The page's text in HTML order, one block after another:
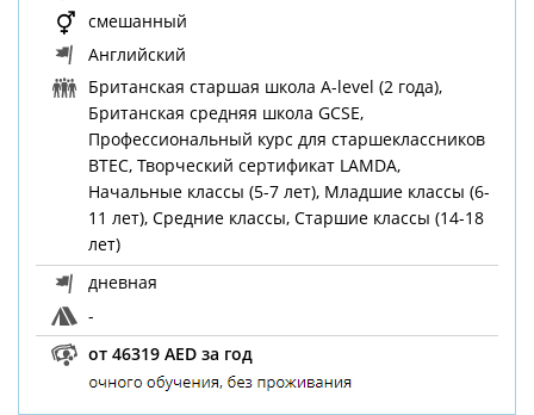
смешанный
Английский
Британская старшая школа A-level (2 года),
Британская средняя школа GCSE,
Профессиональный курс для старшеклассников
BTEC, Творческий сертификат LAMDA,
Начальные классы (5-7 лет), Младшие классы (6-
11 лет), Средние классы, Старшие классы (14-18
лет)
дневная
-
от 46319 AED за год